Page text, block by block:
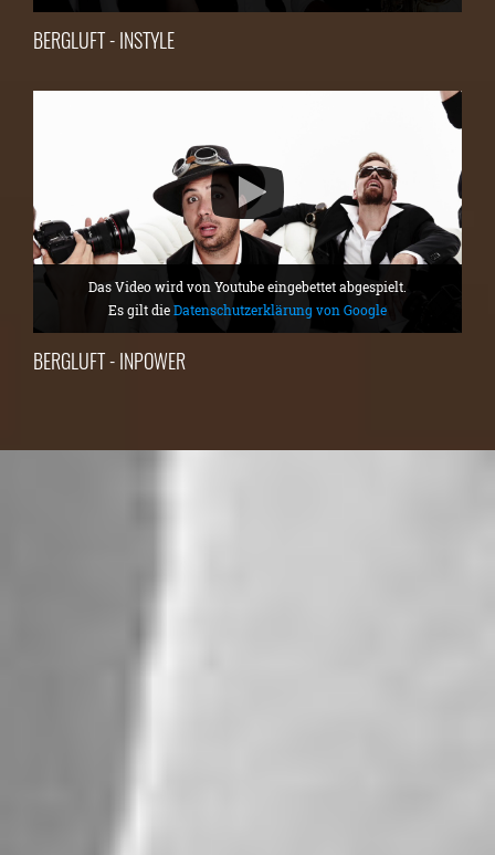
BERGLUFT - INSTYLE
Das Video wird von Youtube eingebettet abgespielt.
Es gilt dieDatenschutzerklärung von Google
BERGLUFT - INPOWER